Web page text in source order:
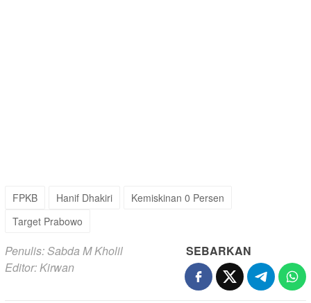
FPKB Hanif Dhakiri
Kemiskinan 0 Persen
Target Prabowo
Penulis: Sabda M Kholil
Editor: Kirwan
SEBARKAN